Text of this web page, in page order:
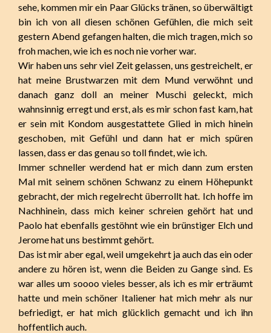
sehe, kommen mir ein Paar Glücks tränen, so überwältigt
bin ich von all diesen schönen Gefühlen, die mich seit
gestern Abend gefangen halten, die mich tragen, mich so
froh machen, wie ich es noch nie vorher war.
Wir haben uns sehr viel Zeit gelassen, uns gestreichelt, er
hat meine Brustwarzen mit dem Mund verwöhnt und
danach ganz doll an meiner Muschi geleckt, mich
wahnsinnig erregt und erst, als es mir schon fast kam, hat
er sein mit Kondom ausgestattete Glied in mich hinein
geschoben, mit Gefühl und dann hat er mich spüren
lassen, dass er das genau so toll findet, wie ich.
Immer schneller werdend hat er mich dann zum ersten
Mal mit seinem schönen Schwanz zu einem Höhepunkt
gebracht, der mich regelrecht überrollt hat. Ich hoffe im
Nachhinein, dass mich keiner schreien gehört hat und
Paolo hat ebenfalls gestöhnt wie ein brünstiger Elch und
Jerome hat uns bestimmt gehört.
Das ist mir aber egal, weil umgekehrt ja auch das ein oder
andere zu hören ist, wenn die Beiden zu Gange sind. Es
war alles um soooo vieles besser, als ich es mir erträumt
hatte und mein schöner Italiener hat mich mehr als nur
befriedigt, er hat mich glücklich gemacht und ich ihn
hoffentlich auch.